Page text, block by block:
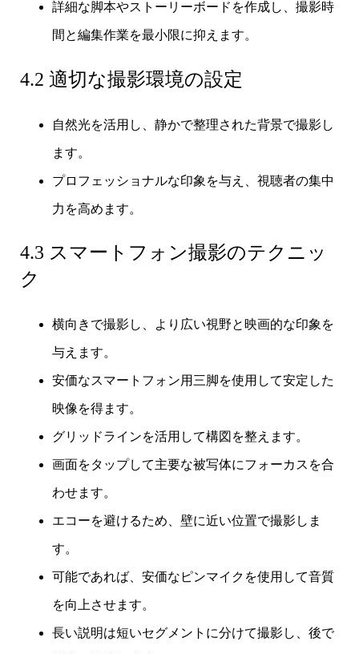
詳細な脚本やストーリーボードを作成し、撮影時
間と編集作業を最小限に抑えます。
4.2 適切な撮影環境の設定
自然光を活用し、静かで整理された背景で撮影し
ます。
プロフェッショナルな印象を与え、視聴者の集中
力を高めます。
4.3 スマートフォン撮影のテクニッ
ク
横向きで撮影し、より広い視野と映画的な印象を
与えます。
安価なスマートフォン用三脚を使用して安定した
映像を得ます。
グリッドラインを活用して構図を整えます。
画面をタップして主要な被写体にフォーカスを合
わせます。
エコーを避けるため、壁に近い位置で撮影しま
す。
可能であれば、安価なピンマイクを使用して音質
を向上させます。
長い説明は短いセグメントに分けて撮影し、後で